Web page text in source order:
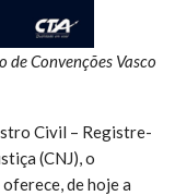
de Convenções Vasco
Civil – Registre-
(CNJ), o
de hoje a